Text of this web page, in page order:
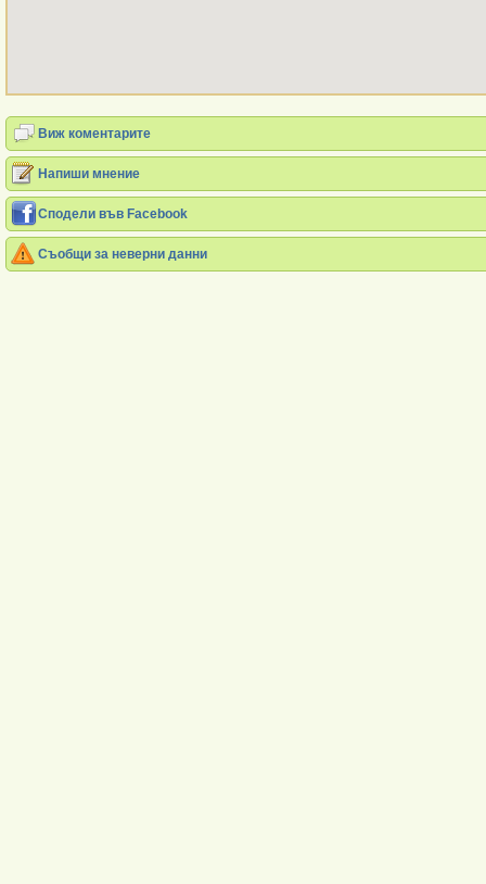
Виж коментарите
Напиши мнение
Сподели във Facebook
Съобщи за неверни данни